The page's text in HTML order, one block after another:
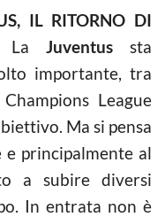
IL RITORNO DI
LaJuventus sta
importante, tra
League
Ma si pensa
e principalmente al
a subire diversi
In entrata non è